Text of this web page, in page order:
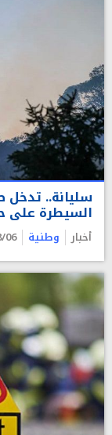
سليانة..
السيطرة على
أخبار وطنية